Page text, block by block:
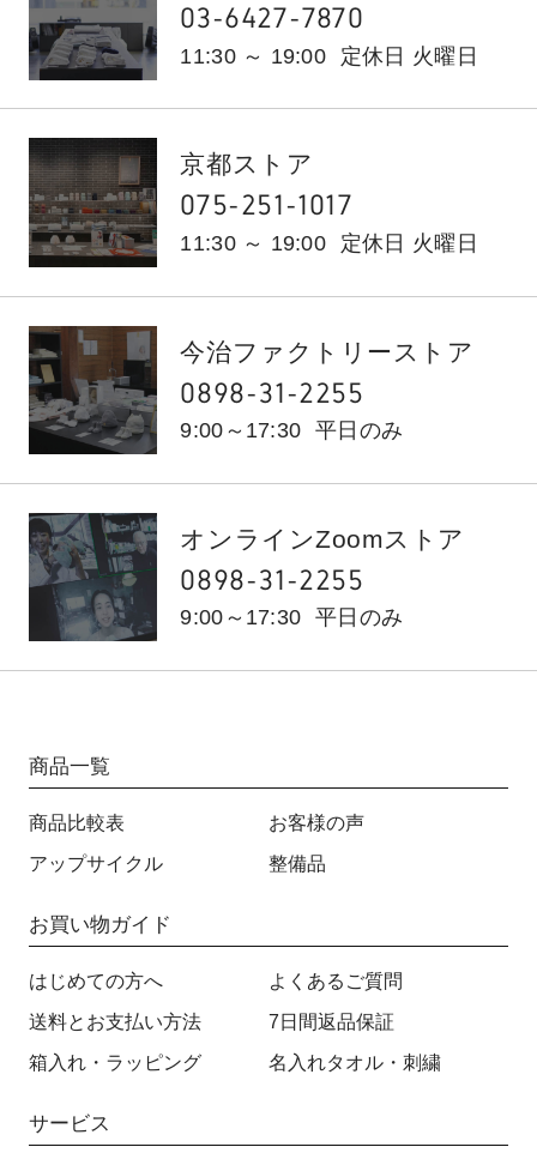
03-6427-7870
11:30 ～ 19:00 定休日 火曜日
京都ストア
075-251-1017
11:30 ～ 19:00 定休日 火曜日
今治ファクトリーストア
0898-31-2255
9:00～17:30 平日のみ
オンラインZoomストア
0898-31-2255
9:00～17:30 平日のみ
商品一覧
商品比較表 お客様の声
アップサイクル 整備品
お買い物ガイド
はじめての方へ よくあるご質問
送料とお支払い方法 7日間返品保証
箱入れ・ラッピング 名入れタオル・刺繍
サービス